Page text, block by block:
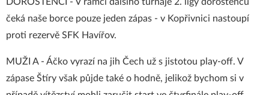
čeká naše borce pouze jeden zápas - v Kopřivnici nastoupí
proti rezervě SFK Havířov.
MUŽI A - Áčko vyrazí na jih Čech už s jistotou play-off. V
zápase Štíry však půjde také o hodně, jelikož bychom si v